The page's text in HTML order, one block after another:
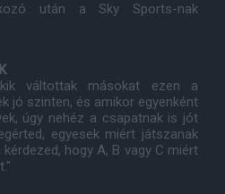
után a Sky Sports-nak
váltottak másokat ezen a
jó szinten, és amikor egyenként
úgy nehéz a csapatnak is jót
egyesek miért játszanak
hogy A, B vagy C miért